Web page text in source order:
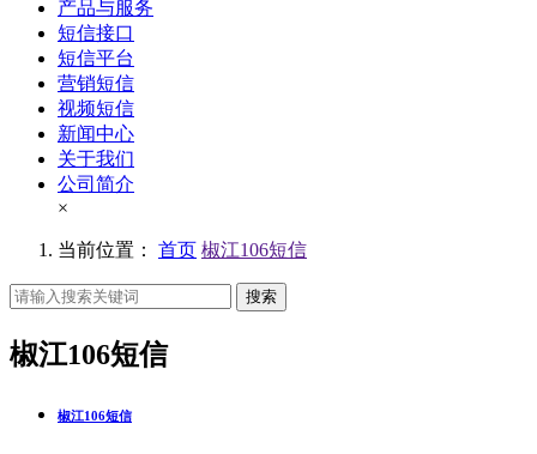
产品与服务
短信接口
短信平台
营销短信
视频短信
新闻中心
关于我们
公司简介
×
当前位置： 首页 椒江106短信
搜索
椒江106短信
椒江106短信